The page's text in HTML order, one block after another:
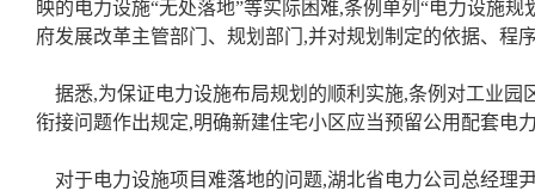
映的电力设施“无处落地”等实际困难,条例单列“电力设施
府发展改革主管部门、规划部门,并对规划制定的依据、程
据悉,为保证电力设施布局规划的顺利实施,条例对工业园
衔接问题作出规定,明确新建住宅小区应当预留公用配套电
对于电力设施项目难落地的问题,湖北省电力公司总经理